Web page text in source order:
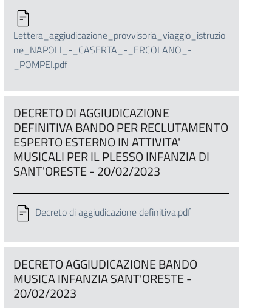
Lettera_aggiudicazione_provvisoria_viaggio_istruzio
ne_NAPOLI_-_CASERTA_-_ERCOLANO_-
_POMPEI.pdf
DECRETO DI AGGIUDICAZIONE
DEFINITIVA BANDO PER RECLUTAMENTO
ESPERTO ESTERNO IN ATTIVITA'
MUSICALI PER IL PLESSO INFANZIA DI
SANT'ORESTE - 20/02/2023
Decreto di aggiudicazione definitiva.pdf
DECRETO AGGIUDICAZIONE BANDO
MUSICA INFANZIA SANT'ORESTE -
20/02/2023